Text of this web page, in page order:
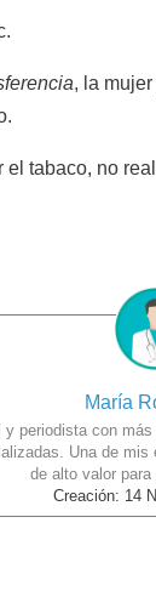
, la
el tabaco, no
María
y periodista con
Una de
de alto valor para
Creación: 14